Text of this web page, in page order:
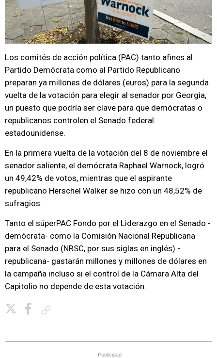
Los comités de acción política (PAC) tanto afines al
Partido Demócrata como al Partido Republicano
preparan ya millones de dólares (euros) para la segunda
vuelta de la votación para elegir al senador por Georgia,
un puesto que podría ser clave para que demócratas o
republicanos controlen el Senado federal
estadounidense.
En la primera vuelta de la votación del 8 de noviembre el
senador saliente, el demócrata Raphael Warnock, logró
un 49,42% de votos, mientras que el aspirante
republicano Herschel Walker se hizo con un 48,52% de
sufragios.
Tanto el súperPAC Fondo por el Liderazgo en el Senado -
demócrata- como la Comisión Nacional Republicana
para el Senado (NRSC, por sus siglas en inglés) -
republicana- gastarán millones y millones de dólares en
la campaña incluso si el control de la Cámara Alta del
Capitolio no depende de esta votación.
Publicidad